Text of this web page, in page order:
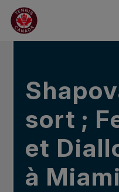
Sauter au menu principal
Sauter au contenu principal
Sauter au pied de page
DANS LES NOUVELLES
sort ;
et
à Miami